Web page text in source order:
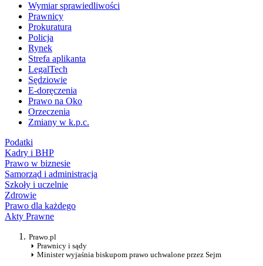
Wymiar sprawiedliwości
Prawnicy
Prokuratura
Policja
Rynek
Strefa aplikanta
LegalTech
Sędziowie
E-doręczenia
Prawo na Oko
Orzeczenia
Zmiany w k.p.c.
Podatki
Kadry i BHP
Prawo w biznesie
Samorząd i administracja
Szkoły i uczelnie
Zdrowie
Prawo dla każdego
Akty Prawne
Prawo.pl
Prawnicy i sądy
Minister wyjaśnia biskupom prawo uchwalone przez Sejm